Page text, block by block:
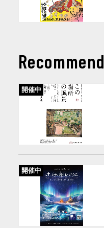
Recommend
開催中
開催中